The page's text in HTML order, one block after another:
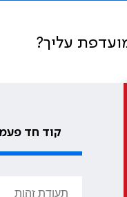
עליך?
קוד חד